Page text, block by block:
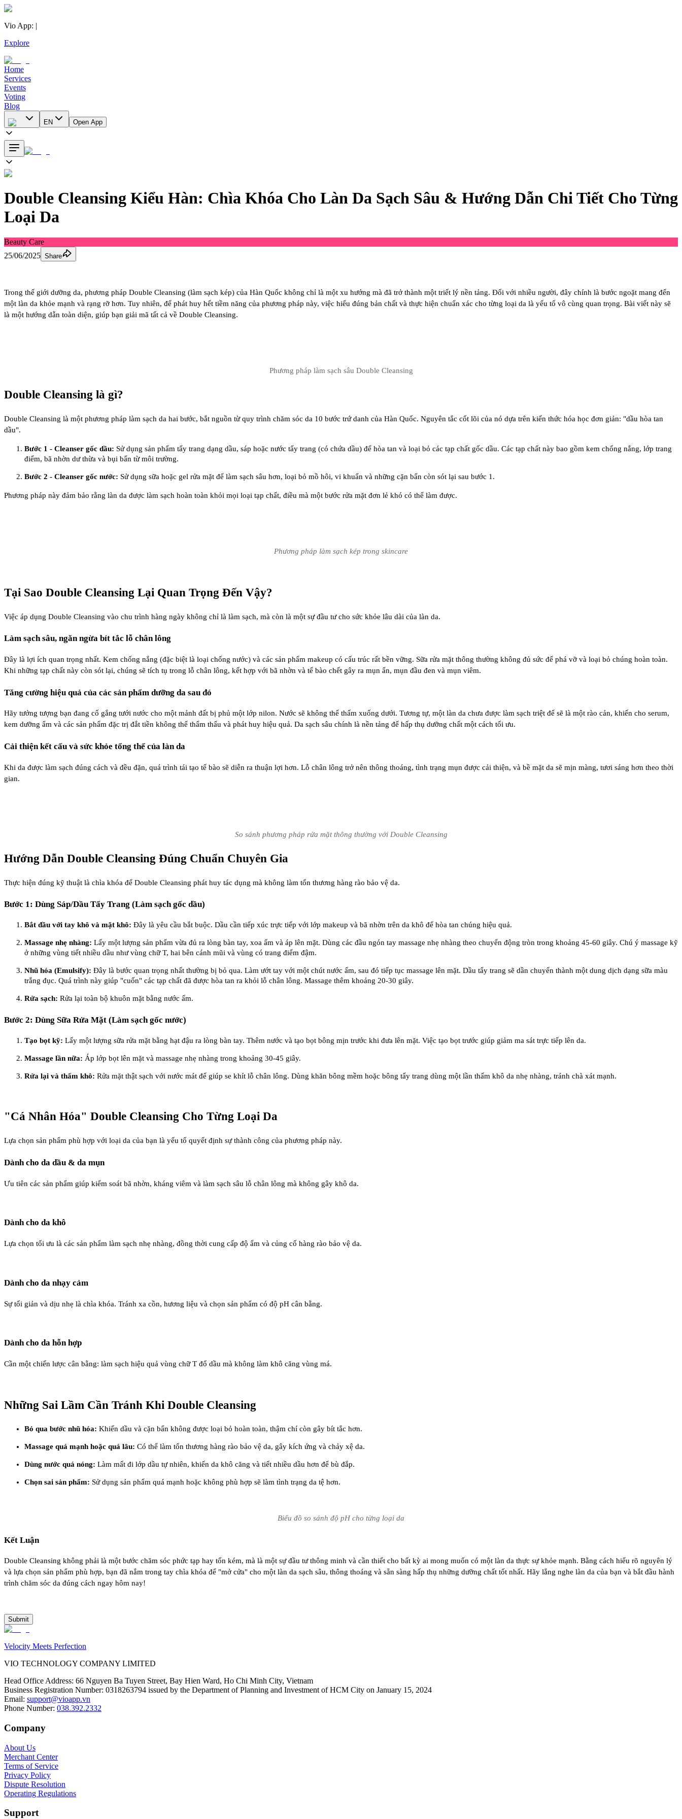
Vio App: |
Explore
Home
Services
Events
Voting
Blog
EN Open App
Double Cleansing Kiểu Hàn: Chìa Khóa Cho Làn Da Sạch Sâu & Hướng Dẫn Chi Tiết Cho Từng
Loại Da
Beauty Care
25/06/2025 Share
Trong thế giới dưỡng da, phương pháp Double Cleansing (làm sạch kép) của Hàn Quốc không chỉ là một xu hướng mà đã trở thành một triết lý nền tảng. Đối với nhiều người, đây chính là bước ngoặt mang đến
một làn da khỏe mạnh và rạng rỡ hơn. Tuy nhiên, để phát huy hết tiềm năng của phương pháp này, việc hiểu đúng bản chất và thực hiện chuẩn xác cho từng loại da là yếu tố vô cùng quan trọng. Bài viết này sẽ
là một hướng dẫn toàn diện, giúp bạn giải mã tất cả về Double Cleansing.
Phương pháp làm sạch sâu Double Cleansing
Double Cleansing là gì?
Double Cleansing là một phương pháp làm sạch da hai bước, bắt nguồn từ quy trình chăm sóc da 10 bước trứ danh của Hàn Quốc. Nguyên tắc cốt lõi của nó dựa trên kiến thức hóa học đơn giản: "dầu hòa tan
dầu".
Bước 1 - Cleanser gốc dầu: Sử dụng sản phẩm tẩy trang dạng dầu, sáp hoặc nước tẩy trang (có chứa dầu) để hòa tan và loại bỏ các tạp chất gốc dầu. Các tạp chất này bao gồm kem chống nắng, lớp trang
điểm, bã nhờn dư thừa và bụi bẩn từ môi trường.
Bước 2 - Cleanser gốc nước: Sử dụng sữa hoặc gel rửa mặt để làm sạch sâu hơn, loại bỏ mồ hôi, vi khuẩn và những cặn bẩn còn sót lại sau bước 1.
Phương pháp này đảm bảo rằng làn da được làm sạch hoàn toàn khỏi mọi loại tạp chất, điều mà một bước rửa mặt đơn lẻ khó có thể làm được.
Phương pháp làm sạch kép trong skincare
Tại Sao Double Cleansing Lại Quan Trọng Đến Vậy?
Việc áp dụng Double Cleansing vào chu trình hàng ngày không chỉ là làm sạch, mà còn là một sự đầu tư cho sức khỏe lâu dài của làn da.
Làm sạch sâu, ngăn ngừa bít tắc lỗ chân lông
Đây là lợi ích quan trọng nhất. Kem chống nắng (đặc biệt là loại chống nước) và các sản phẩm makeup có cấu trúc rất bền vững. Sữa rửa mặt thông thường không đủ sức để phá vỡ và loại bỏ chúng hoàn toàn.
Khi những tạp chất này còn sót lại, chúng sẽ tích tụ trong lỗ chân lông, kết hợp với bã nhờn và tế bào chết gây ra mụn ẩn, mụn đầu đen và mụn viêm.
Tăng cường hiệu quả của các sản phẩm dưỡng da sau đó
Hãy tưởng tượng bạn đang cố gắng tưới nước cho một mảnh đất bị phủ một lớp nilon. Nước sẽ không thể thấm xuống dưới. Tương tự, một làn da chưa được làm sạch triệt để sẽ là một rào cản, khiến cho serum,
kem dưỡng ẩm và các sản phẩm đặc trị đắt tiền không thể thẩm thấu và phát huy hiệu quả. Da sạch sâu chính là nền tảng để hấp thụ dưỡng chất một cách tối ưu.
Cải thiện kết cấu và sức khỏe tổng thể của làn da
Khi da được làm sạch đúng cách và đều đặn, quá trình tái tạo tế bào sẽ diễn ra thuận lợi hơn. Lỗ chân lông trở nên thông thoáng, tình trạng mụn được cải thiện, và bề mặt da sẽ mịn màng, tươi sáng hơn theo thời
gian.
So sánh phương pháp rửa mặt thông thường với Double Cleansing
Hướng Dẫn Double Cleansing Đúng Chuẩn Chuyên Gia
Thực hiện đúng kỹ thuật là chìa khóa để Double Cleansing phát huy tác dụng mà không làm tổn thương hàng rào bảo vệ da.
Bước 1: Dùng Sáp/Dầu Tẩy Trang (Làm sạch gốc dầu)
Bắt đầu với tay khô và mặt khô: Đây là yêu cầu bắt buộc. Dầu cần tiếp xúc trực tiếp với lớp makeup và bã nhờn trên da khô để hòa tan chúng hiệu quả.
Massage nhẹ nhàng: Lấy một lượng sản phẩm vừa đủ ra lòng bàn tay, xoa ấm và áp lên mặt. Dùng các đầu ngón tay massage nhẹ nhàng theo chuyển động tròn trong khoảng 45-60 giây. Chú ý massage kỹ
ở những vùng tiết nhiều dầu như vùng chữ T, hai bên cánh mũi và vùng có trang điểm đậm.
Nhũ hóa (Emulsify): Đây là bước quan trọng nhất thường bị bỏ qua. Làm ướt tay với một chút nước ấm, sau đó tiếp tục massage lên mặt. Dầu tẩy trang sẽ dần chuyển thành một dung dịch dạng sữa màu
trắng đục. Quá trình này giúp "cuốn" các tạp chất đã được hòa tan ra khỏi lỗ chân lông. Massage thêm khoảng 20-30 giây.
Rửa sạch: Rửa lại toàn bộ khuôn mặt bằng nước ấm.
Bước 2: Dùng Sữa Rửa Mặt (Làm sạch gốc nước)
Tạo bọt kỹ: Lấy một lượng sữa rửa mặt bằng hạt đậu ra lòng bàn tay. Thêm nước và tạo bọt bông mịn trước khi đưa lên mặt. Việc tạo bọt trước giúp giảm ma sát trực tiếp lên da.
Massage lần nữa: Áp lớp bọt lên mặt và massage nhẹ nhàng trong khoảng 30-45 giây.
Rửa lại và thấm khô: Rửa mặt thật sạch với nước mát để giúp se khít lỗ chân lông. Dùng khăn bông mềm hoặc bông tẩy trang dùng một lần thấm khô da nhẹ nhàng, tránh chà xát mạnh.
"Cá Nhân Hóa" Double Cleansing Cho Từng Loại Da
Lựa chọn sản phẩm phù hợp với loại da của bạn là yếu tố quyết định sự thành công của phương pháp này.
Dành cho da dầu & da mụn
Ưu tiên các sản phẩm giúp kiểm soát bã nhờn, kháng viêm và làm sạch sâu lỗ chân lông mà không gây khô da.
Dành cho da khô
Lựa chọn tối ưu là các sản phẩm làm sạch nhẹ nhàng, đồng thời cung cấp độ ẩm và củng cố hàng rào bảo vệ da.
Dành cho da nhạy cảm
Sự tối giản và dịu nhẹ là chìa khóa. Tránh xa cồn, hương liệu và chọn sản phẩm có độ pH cân bằng.
Dành cho da hỗn hợp
Cần một chiến lược cân bằng: làm sạch hiệu quả vùng chữ T đổ dầu mà không làm khô căng vùng má.
Những Sai Lầm Cần Tránh Khi Double Cleansing
Bỏ qua bước nhũ hóa: Khiến dầu và cặn bẩn không được loại bỏ hoàn toàn, thậm chí còn gây bít tắc hơn.
Massage quá mạnh hoặc quá lâu: Có thể làm tổn thương hàng rào bảo vệ da, gây kích ứng và chảy xệ da.
Dùng nước quá nóng: Làm mất đi lớp dầu tự nhiên, khiến da khô căng và tiết nhiều dầu hơn để bù đắp.
Chọn sai sản phẩm: Sử dụng sản phẩm quá mạnh hoặc không phù hợp sẽ làm tình trạng da tệ hơn.
Biểu đồ so sánh độ pH cho từng loại da
Kết Luận
Double Cleansing không phải là một bước chăm sóc phức tạp hay tốn kém, mà là một sự đầu tư thông minh và cần thiết cho bất kỳ ai mong muốn có một làn da thực sự khỏe mạnh. Bằng cách hiểu rõ nguyên lý
và lựa chọn sản phẩm phù hợp, bạn đã nắm trong tay chìa khóa để "mở cửa" cho một làn da sạch sâu, thông thoáng và sẵn sàng hấp thụ những dưỡng chất tốt nhất. Hãy lắng nghe làn da của bạn và bắt đầu hành
trình chăm sóc da đúng cách ngay hôm nay!
Submit
Velocity Meets Perfection
VIO TECHNOLOGY COMPANY LIMITED
Head Office Address: 66 Nguyen Ba Tuyen Street, Bay Hien Ward, Ho Chi Minh City, Vietnam
Business Registration Number: 0318263794 issued by the Department of Planning and Investment of HCM City on January 15, 2024
Email: support@vioapp.vn
Phone Number: 038.392.2332
Company
About Us
Merchant Center
Terms of Service
Privacy Policy
Dispute Resolution
Operating Regulations
Support